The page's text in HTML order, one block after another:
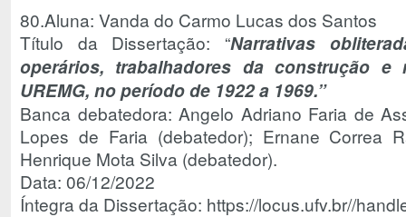
80.Aluna: Vanda do Carmo Lucas dos Santos
Título da Dissertação: “Narrativas
operários, trabalhadores da construção e
UREMG, no período de 1922 a 1969.”
Banca debatedora: Angelo Adriano Faria de
Lopes de Faria (debatedor); Ernane Correa
Henrique Mota Silva (debatedor).
Data: 06/12/2022
Íntegra da Dissertação: https://locus.ufv.br//